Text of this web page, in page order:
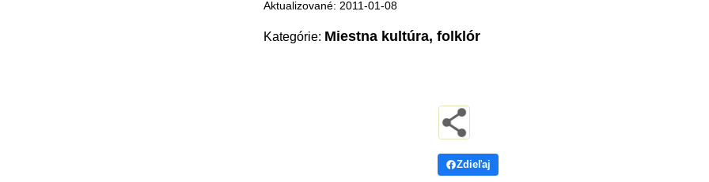
Aktualizované: 2011-01-08
Kategórie: Miestna kultúra, folklór
Zdieľaj